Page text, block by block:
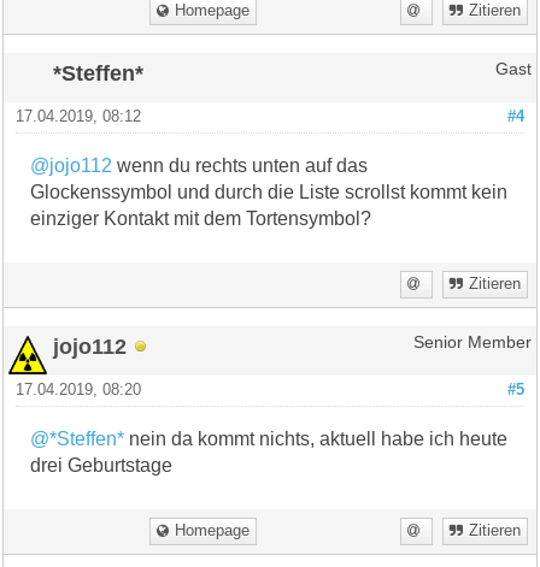
Homepage Zitieren
*Steffen* Gast
#4
17.04.2019, 08:12
@jojo112 wenn du rechts unten auf das
Glockenssymbol und durch die Liste scrollst kommt kein
einziger Kontakt mit dem Tortensymbol?
Zitieren
jojo112 Senior Member
#5
17.04.2019, 08:20
@*Steffen* nein da kommt nichts, aktuell habe ich heute
drei Geburtstage
Homepage Zitieren